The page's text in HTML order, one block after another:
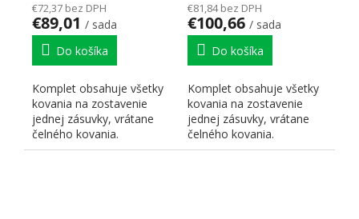
€72,37 bez DPH
€89,01 / sada
Do košíka
Komplet obsahuje všetky
kovania na zostavenie
jednej zásuvky, vrátane
čelného kovania.
€81,84 bez DPH
€100,66 / sada
Do košíka
Komplet obsahuje všetky
kovania na zostavenie
jednej zásuvky, vrátane
čelného kovania.